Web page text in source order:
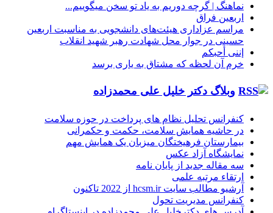
نماهنگ |‌ گرچه دوریم به یاد تو سخن میگوییم...
اربعین فراق
مراسم عزاداری هیئت‌های دانشجویی به مناسبت اربعین
حسینی در جوار محل شهادت رهبر شهید انقلاب
إننی أحبکم
خرم آن لحظه که مشتاق به یاری برسد
وبلاگ دکتر خلیل علی محمدزاده
کنفرانس تحلیل نظام های پرداخت در حوزه سلامت
در حاشیه همایش سلامت، حکمت و حکمرانی
بیمارستان فرهیختگان میزبان یک همایش مهم
نمایشگاه آزاد عکس
سه مقاله جدید از پایان نامه
ارتقاء مرتبه علمی
آرشیو مطالب سایت hcsm.ir از 2022 تاکنون
کنفرانس مدیریت تحول